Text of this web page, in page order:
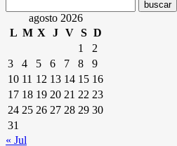
agosto 2026
L M X J V S D
1
2
3
4 5 6 7 8
9
10 11 12 13 14 15 16
17 18 19 20 21 22 23
24 25 26 27 28 29 30
31
« Jul